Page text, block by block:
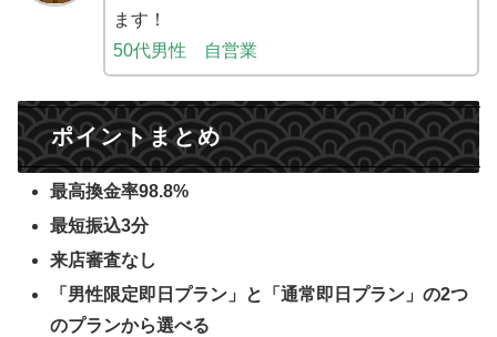
ます！
50代男性 自営業
ポイントまとめ
最高換金率98.8%
最短振込3分
来店審査なし
「男性限定即日プラン」と「通常即日プラン」の2つ
のプランから選べる